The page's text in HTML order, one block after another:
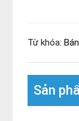
Từ khóa:
Sản